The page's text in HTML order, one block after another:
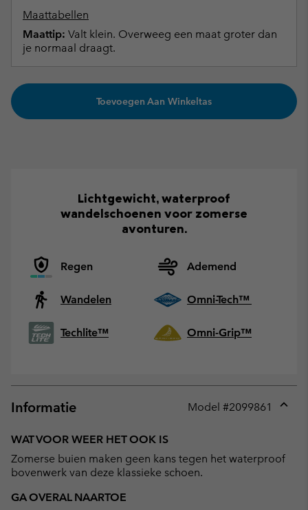
Maattabellen
Maattip: Valt klein. Overweeg een maat groter dan
je normaal draagt.
Toevoegen Aan Winkeltas
Lichtgewicht, waterproof
wandelschoenen voor zomerse
avonturen.
Regen Ademend
Wandelen Omni-Tech™
Techlite™ Omni-Grip™
Informatie Model #2099861
WAT VOOR WEER HET OOK IS
Zomerse buien maken geen kans tegen het waterproof
bovenwerk van deze klassieke schoen.
GA OVERAL NAARTOE